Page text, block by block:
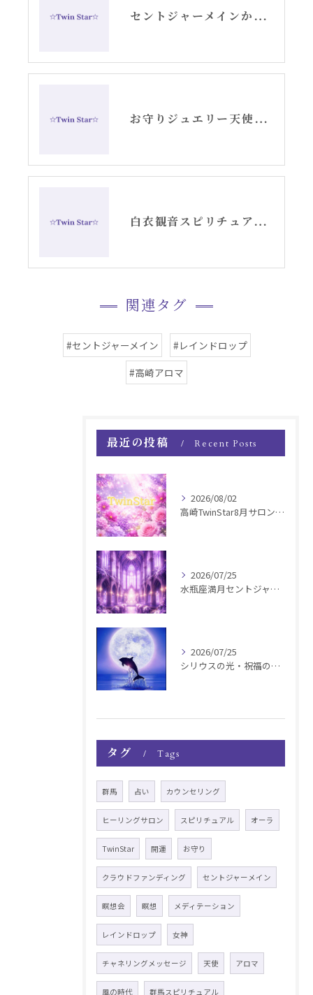
セントジャーメインからのメッセージ・水瓶座新月アリーシャ
お守りジュエリー天使の羽根シルバーピアス
白衣観音スピリチュアル女神開花チーム活動記録YouTube②
関連タグ
#セントジャーメイン
#レインドロップ
#高崎アロマ
最近の投稿 Recent Posts
2026/08/02
高崎TwinStar8月サロンお知らせ
2026/07/25
水瓶座満月セントジャーメインGSVF遠隔お知らせ
2026/07/25
シリウスの光・祝福の波動チャージ遠隔お知らせ〜銀河新年〜
タグ Tags
群馬 占い カウンセリング
ヒーリングサロン スピリチュアル オーラ
TwinStar 開運 お守り
クラウドファンディング セントジャーメイン
瞑想会 瞑想 メディテーション
レインドロップ 女神
チャネリングメッセージ 天使 アロマ
風の時代 群馬スピリチュアル